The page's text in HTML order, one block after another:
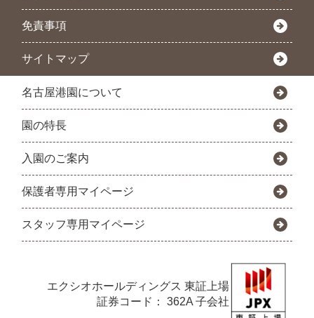
免責事項
サイトマップ
名古屋港園について
園の特長
入園のご案内
保護者専用マイページ
スタッフ専用マイページ
エクシオホールディングス 東証上場
証券コード： 362A 子会社